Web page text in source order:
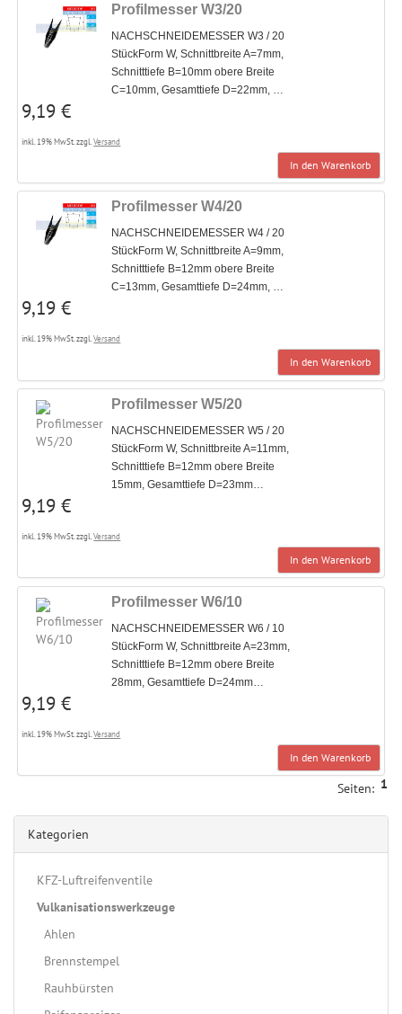
Profilmesser W3/20
NACHSCHNEIDEMESSER W3 / 20
StückForm W, Schnittbreite A=7mm,
Schnitttiefe B=10mm obere Breite
C=10mm, Gesamttiefe D=22mm, …
9,19 €
inkl. 19% MwSt. zzgl.Versand
In den Warenkorb
Profilmesser W4/20
NACHSCHNEIDEMESSER W4 / 20
StückForm W, Schnittbreite A=9mm,
Schnitttiefe B=12mm obere Breite
C=13mm, Gesamttiefe D=24mm, …
9,19 €
inkl. 19% MwSt. zzgl.Versand
In den Warenkorb
Profilmesser W5/20
NACHSCHNEIDEMESSER W5 / 20
StückForm W, Schnittbreite A=11mm,
Schnitttiefe B=12mm obere Breite
15mm, Gesamttiefe D=23mm…
9,19 €
inkl. 19% MwSt. zzgl.Versand
In den Warenkorb
Profilmesser W6/10
NACHSCHNEIDEMESSER W6 / 10
StückForm W, Schnittbreite A=23mm,
Schnitttiefe B=12mm obere Breite
28mm, Gesamttiefe D=24mm…
9,19 €
inkl. 19% MwSt. zzgl.Versand
In den Warenkorb
1
Seiten:
Kategorien
KFZ-Luftreifenventile
Vulkanisationswerkzeuge
Ahlen
Brennstempel
Rauhbürsten